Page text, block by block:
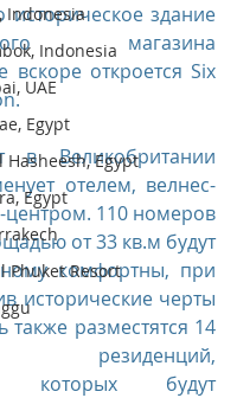
Indonesia
Indonesia
UAE
Egypt
Hasheesh, Egypt
Egypt
Phuket Resort
историческое здание
магазина
вскоре откроется Six
в Великобритании
отелем, велнес-
центром. 110 номеров
от 33 кв.м будут
комфортны, при
исторические черты
также разместятся 14
резиденций,
которых будут